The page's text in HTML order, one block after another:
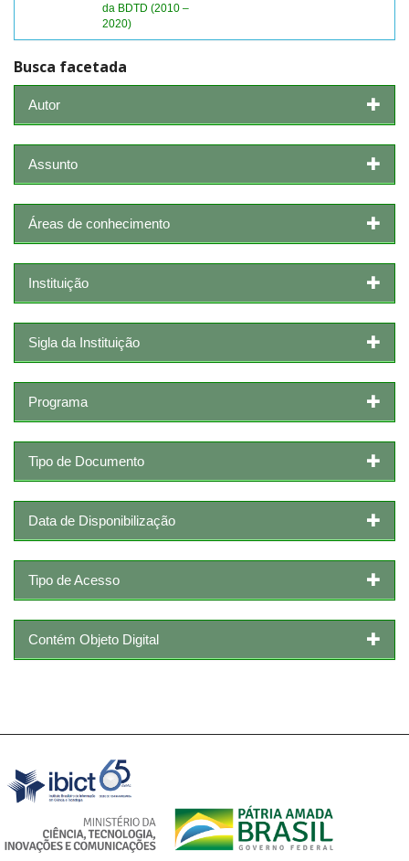
da BDTD (2010 –
2020)
Busca facetada
Autor
Assunto
Áreas de conhecimento
Instituição
Sigla da Instituição
Programa
Tipo de Documento
Data de Disponibilização
Tipo de Acesso
Contém Objeto Digital